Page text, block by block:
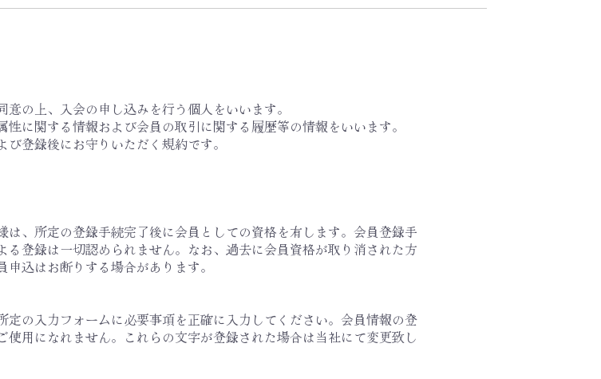
の上、入会の申し込みを行う個人をいいます。
に関する情報および会員の取引に関する履歴等の情報をいいます。
登録後にお守りいただく規約です。
、所定の登録手続完了後に会員としての資格を有します。会員登録手
登録は一切認められません。なお、過去に会員資格が取り消された方
込はお断りする場合があります。
の入力フォームに必要事項を正確に入力してください。会員情報の登
用になれません。これらの文字が登録された場合は当社にて変更致し